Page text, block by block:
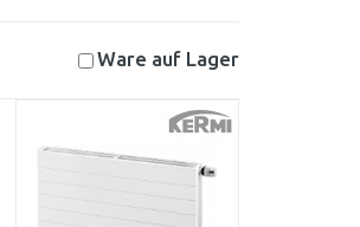
Ware auf Lager